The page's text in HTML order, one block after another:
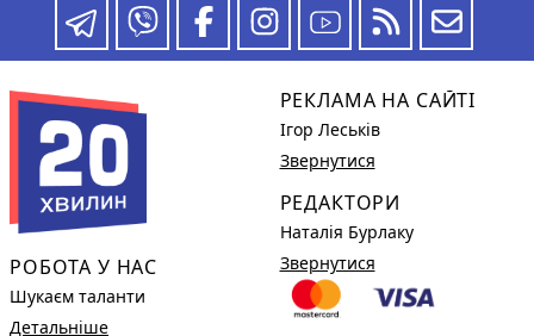
РОБОТА У НАС
Шукаєм таланти
Детальніше
РЕКЛАМА НА САЙТІ
Ігор Леськів
Звернутися
РЕДАКТОРИ
Наталія Бурлаку
Звернутися